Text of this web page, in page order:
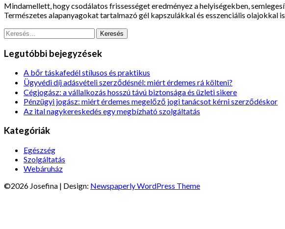
Mindamellett, hogy csodálatos frissességet eredményez a helyiségekben,
Természetes alapanyagokat tartalmazó gél kapszulákkal és esszenciális
Keresés:
Legutóbbi bejegyzések
A bőr táskafedél stílusos és praktikus
Ügyvédi díj adásvételi szerződésnél: miért érdemes rá költeni?
Cégjogász: a vállalkozás hosszú távú biztonsága és üzleti sikere
Pénzügyi jogász: miért érdemes megelőző jogi tanácsot kérni szerződéskor
Az ital nagykereskedés egy megbízható szolgáltatás
Kategóriák
Egészség
Szolgáltatás
Webáruház
©2026 Josefina | Design: Newspaperly WordPress Theme